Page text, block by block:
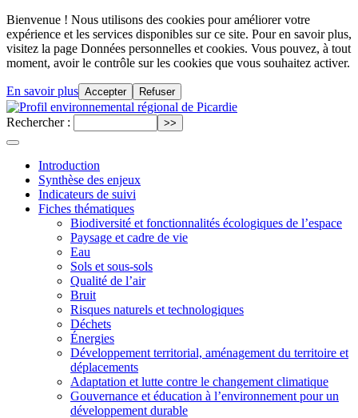
Bienvenue ! Nous utilisons des cookies pour améliorer votre
expérience et les services disponibles sur ce site. Pour en savoir plus,
visitez la page Données personnelles et cookies. Vous pouvez, à tout
moment, avoir le contrôle sur les cookies que vous souhaitez activer.
En savoir plus Accepter Refuser
Rechercher :
Introduction
Synthèse des enjeux
Indicateurs de suivi
Fiches thématiques
Biodiversité et fonctionnalités écologiques de l’espace
Paysage et cadre de vie
Eau
Sols et sous-sols
Qualité de l’air
Bruit
Risques naturels et technologiques
Déchets
Énergies
Développement territorial, aménagement du territoire et
déplacements
Adaptation et lutte contre le changement climatique
Gouvernance et éducation à l’environnement pour un
développement durable